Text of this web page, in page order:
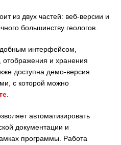
из двух частей: веб-версии и
большинству геологов.
интерфейсом,
и хранения
доступна демо-версия
с которой можно
автоматизировать
документации и
программы. Работа